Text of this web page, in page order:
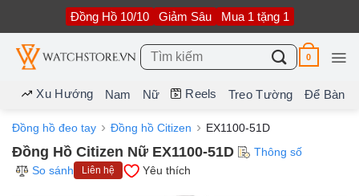
nội
dung
Đồng Hồ 10/10 Giảm Sâu Mua 1 tặng 1
Tìm
kiếm:
0
Xu Hướng Nam Nữ Reels Treo Tường Để Bàn
Đồng hồ đeo tay Đồng hồ Citizen EX1100-51D
Đồng Hồ Citizen Nữ EX1100-51D
Thông số
So sánh
Liên hệ Yêu thích